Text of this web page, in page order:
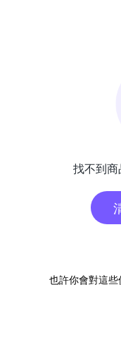
找不到商
也許你會對這些